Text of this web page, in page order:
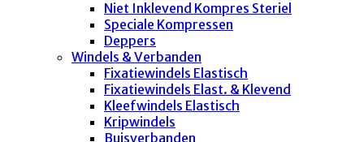
Niet Inklevend Kompres Steriel
Speciale Kompressen
Deppers
Windels & Verbanden
Fixatiewindels Elastisch
Fixatiewindels Elast. & Klevend
Kleefwindels Elastisch
Kripwindels
Buisverbanden